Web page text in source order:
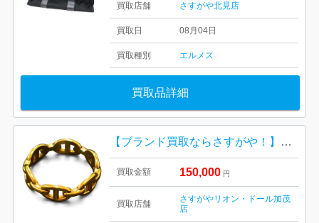
買取店舗 さすがや北見店
買取日 08月04日
買取種別 エルメス
買取品詳細
【ブランド買取ならさすがや！】K18 18金 750 エルメス HERMES シェーヌダンクル リング アクセサリー
買取金額 150,000 円
買取店舗
さすがやリオン・ドール加茂
店